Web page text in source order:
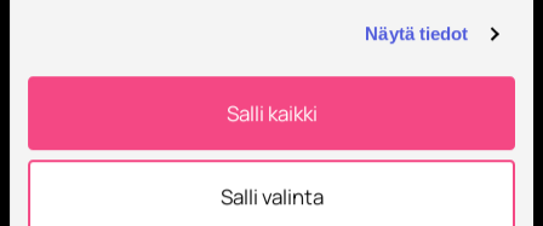
Näytä tiedot
Salli kaikki
Salli valinta
Savonia on kansainvälinen työelämäläheinen
korkeakoulu, joka kouluttaa, tutkii, kehittää ja
innovoi.